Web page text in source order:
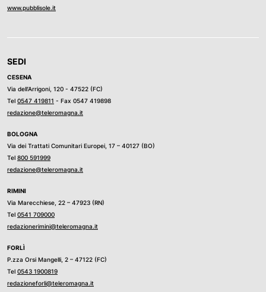
www.pubblisole.it
SEDI
CESENA
Via dell’Arrigoni, 120 - 47522 (FC)
Tel 0547 419811 - Fax 0547 419898
redazione@teleromagna.it
BOLOGNA
Via dei Trattati Comunitari Europei, 17 – 40127 (BO)
Tel 800 591999
redazione@teleromagna.it
RIMINI
Via Marecchiese, 22 – 47923 (RN)
Tel 0541 709000
redazionerimini@teleromagna.it
FORLÌ
P.zza Orsi Mangelli, 2 – 47122 (FC)
Tel 0543 1900819
redazioneforli@teleromagna.it